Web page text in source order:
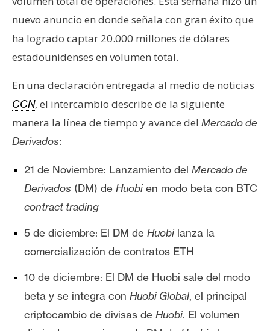
E
t
h
r
e
u
m
I
A
n
á
i
s
i
nuevo anuncio en donde señala con gran éxito que
ha logrado captar 20.000 millones de dólares
estadounidenses en volumen total.
En una declaración entregada al medio de noticias
CCN, el intercambio describe de la siguiente
manera la línea de tiempo y avance del Mercado de
Derivados:
21 de Noviembre: Lanzamiento del Mercado de
Derivados (DM) de Huobien modo beta con BTC
contract trading
5 de diciembre: El DM de Huobilanza la
comercialización de contratos ETH
10 de diciembre: El DM de Huobi sale del modo
beta y se integra con Huobi Global, el principal
criptocambio de divisas de Huobi. El volumen